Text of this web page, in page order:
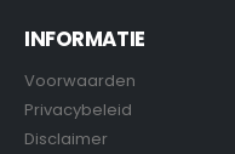
INFORMATIE
Voorwaarden
Privacybeleid
Disclaimer